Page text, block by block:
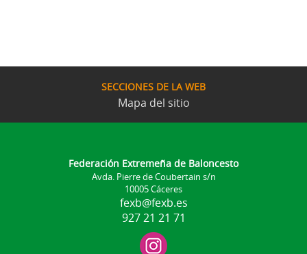
SECCIONES DE LA WEB
Mapa del sitio
Federación Extremeña de Baloncesto
Avda. Pierre de Coubertain s/n
10005 Cáceres
fexb@fexb.es
927 21 21 71